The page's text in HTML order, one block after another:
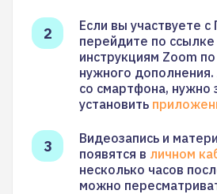
Если вы участвуете с
перейдите по
инструкциям Zoom
нужного
со смартфона, нужно
установить
Видеозапись и
появятся в личном
несколько часов
можно